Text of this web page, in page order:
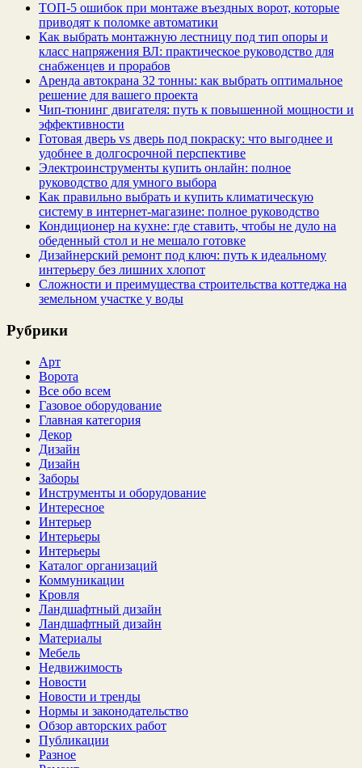
ТОП-5 ошибок при монтаже въездных ворот, которые
приводят к поломке автоматики
Как выбрать монтажную лестницу под тип опоры и
класс напряжения ВЛ: практическое руководство для
снабженцев и прорабов
Аренда автокрана 32 тонны: как выбрать оптимальное
решение для вашего проекта
Чип‑тюнинг двигателя: путь к повышенной мощности и
эффективности
Готовая дверь vs дверь под покраску: что выгоднее и
удобнее в долгосрочной перспективе
Электроинструменты купить онлайн: полное
руководство для умного выбора
Как правильно выбрать и купить климатическую
систему в интернет‑магазине: полное руководство
Кондиционер на кухне: где ставить, чтобы не дуло на
обеденный стол и не мешало готовке
Дизайнерский ремонт под ключ: путь к идеальному
интерьеру без лишних хлопот
Сложности и преимущества строительства коттеджа на
земельном участке у воды
Рубрики
Арт
Ворота
Все обо всем
Газовое оборудование
Главная категория
Декор
Дизайн
Дизайн
Заборы
Инструменты и оборудование
Интересное
Интерьер
Интерьеры
Интерьеры
Каталог организаций
Коммуникации
Кровля
Ландшафтный дизайн
Ландшафтный дизайн
Материалы
Мебель
Недвижимость
Новости
Новости и тренды
Нормы и законодательство
Обзор авторских работ
Публикации
Разное